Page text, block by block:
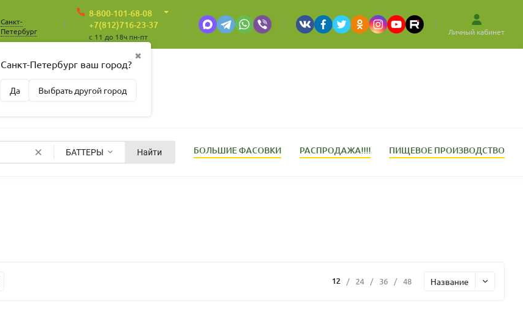
Санкт-
Петербург
✖
Санкт-Петербург ваш город?
Да Выбрать другой город
8-800-101-68-08
+7(812)716-23-37
c 11 до 18ч пн-пт
Личный кабинет
Пусто
БАТТЕРЫ Найти БОЛЬШИЕ ФАСОВКИ РАСПРОДАЖА!!!! ПИЩЕВОЕ ПРОИЗВОДСТВО
12 / 24 / 36 / 48 Название